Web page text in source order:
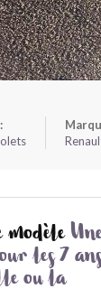
modèle
les 7 ans
ou la